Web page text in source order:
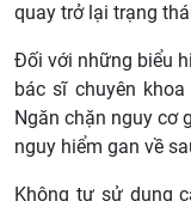
quay trở lại trạng
Đối với những biểu
bác sĩ chuyên
Ngăn chặn nguy cơ
nguy hiểm gan về
Không tự sử dụng